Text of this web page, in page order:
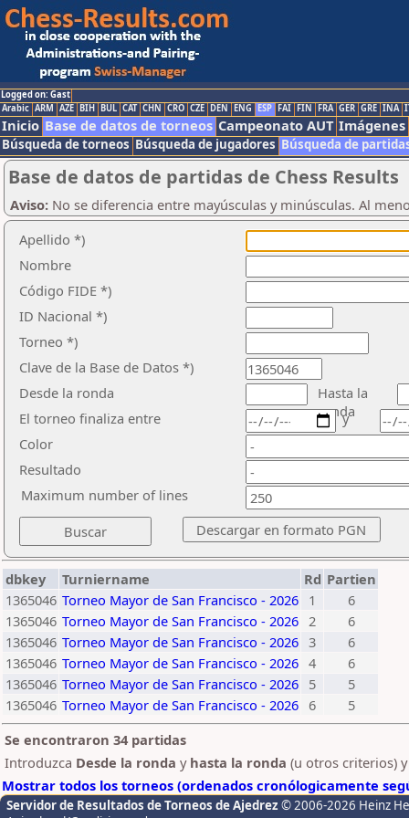
Logged on: Gast
Arabic ARM AZE BIH BUL CAT CHN CRO CZE DEN ENG ESP FAI FIN FRA GER GRE INA
Inicio Base de datos de torneos Campeonato AUT Imágenes
Búsqueda de torneos Búsqueda de jugadores Búsqueda de
Base de datos de partidas de Chess Results
Aviso: No se diferencia entre mayúsculas y minúsculas. Al
Apellido *)
Nombre
Código FIDE *)
ID Nacional *)
Torneo *)
Clave de la Base de Datos *)
Desde la ronda
Hasta la
ronda
El torneo finaliza entre
Color
Resultado
y
Maximum number of lines
dbkey Turniername Rd Partien
1365046 Torneo Mayor de San Francisco - 2026 1
6
1365046 Torneo Mayor de San Francisco - 2026 2
6
1365046 Torneo Mayor de San Francisco - 2026 3
6
1365046 Torneo Mayor de San Francisco - 2026 4
6
1365046 Torneo Mayor de San Francisco - 2026 5
5
1365046 Torneo Mayor de San Francisco - 2026 6
5
Se encontraron 34 partidas
Introduzca Desde la ronda y hasta la ronda (u otros criterios)
Mostrar todos los torneos (ordenados cronólogicamente
Servidor de Resultados de Torneos de Ajedrez © 2006-2026 Heinz